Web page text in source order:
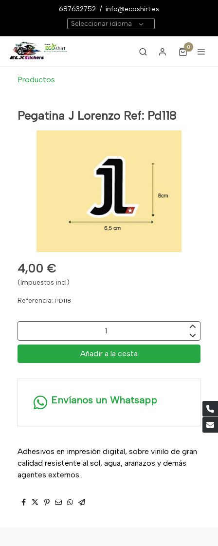
687632752 / info@ecoshirt.es
Seleccionar idioma
0
Productos
Pegatina J Lorenzo Ref: Pd118
4,00 €
(Impuestos incl)
Referencia: PD118
Añadir a la cesta
Envíanos un Whatsapp
Adhesivos en impresión digital, sobre vinilo de gran
calidad resistente al sol, agua, arañazos y demás
agentes externos.